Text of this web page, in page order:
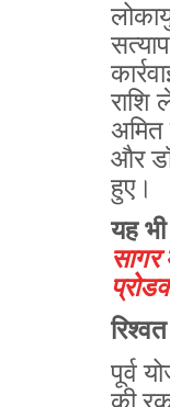
राशि
अमित
और
हुए।
यह
पूर्व